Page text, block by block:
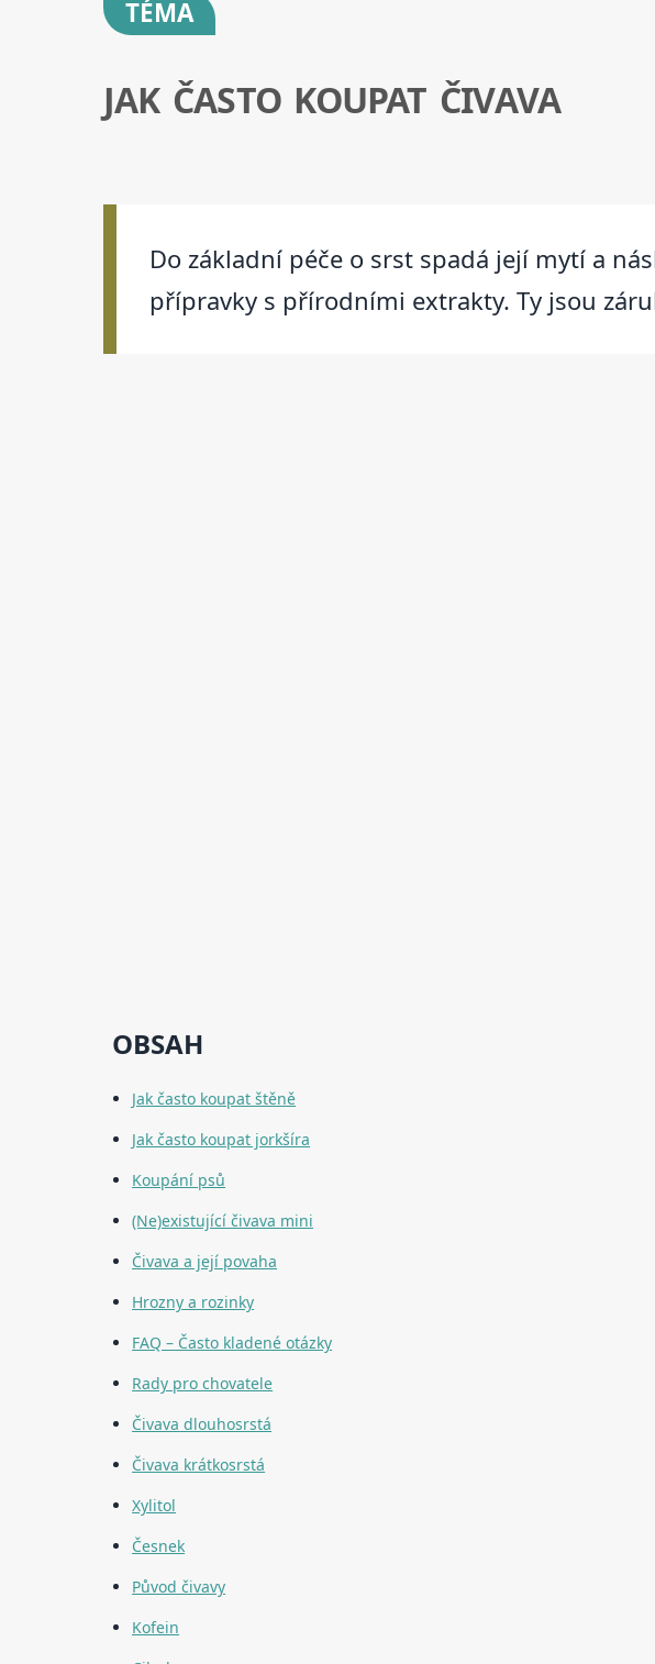
TÉMA
JAK ČASTO KOUPAT ČIVAVA
Do základní péče o srst spadá její mytí a
přípravky s přírodními extrakty. Ty jsou
OBSAH
Jak často koupat štěně
Jak často koupat jorkšíra
Koupání psů
(Ne)existující čivava mini
Čivava a její povaha
Hrozny a rozinky
FAQ – Často kladené otázky
Rady pro chovatele
Čivava dlouhosrstá
Čivava krátkosrstá
Xylitol
Česnek
Původ čivavy
Kofein